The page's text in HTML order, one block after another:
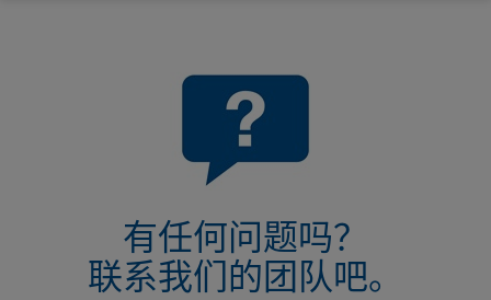
有任何问题吗？
联系我们的团队吧。